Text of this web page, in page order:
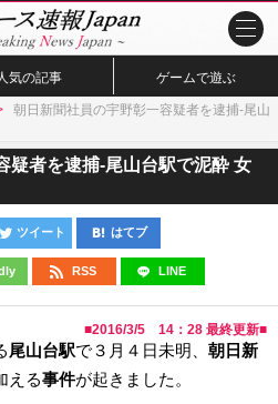
人気の記事 ゲームで遊ぶ
朝日新聞社員の宇野彰一容疑者を逮捕-尾山
疑者を逮捕-尾山台駅で泥酔 女
ツイート はてブ
RSS LINE
■2016/3/5 14：28 最終更新■
尾山台駅で３月４日未明、 朝日新
える事件が起きました。